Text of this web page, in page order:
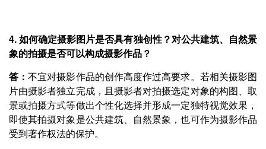
4. 如何确定摄影图片是否具有独创性？对公共建筑、自然景
象的拍摄是否可以构成摄影作品？
答：不宜对摄影作品的创作高度作过高要求。若相关摄影图
片由摄影者独立完成，且摄影者对拍摄选定对象的构图、取
景或拍摄方式等做出个性化选择并形成一定独特视觉效果，
即使其拍摄对象是公共建筑、自然景象，也可作为摄影作品
受到著作权法的保护。